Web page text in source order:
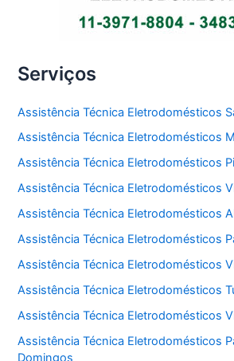
Serviços
Assistência Técnica Eletrodomésticos
Assistência Técnica Eletrodomésticos
Assistência Técnica Eletrodomésticos
Assistência Técnica Eletrodomésticos
Assistência Técnica Eletrodomésticos
Assistência Técnica Eletrodomésticos
Assistência Técnica Eletrodomésticos
Assistência Técnica Eletrodomésticos
Assistência Técnica Eletrodomésticos
Assistência Técnica Eletrodomésticos
Domingos